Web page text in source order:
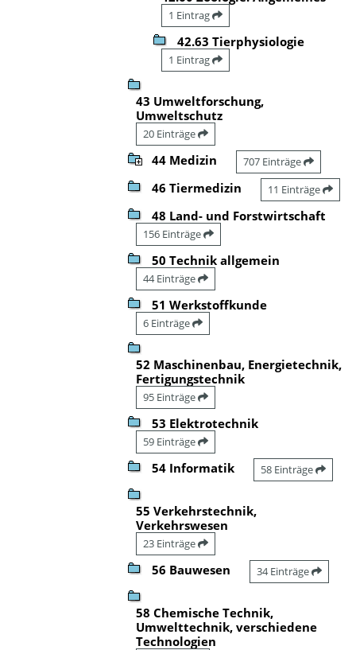
1 Eintrag
42.63 Tierphysiologie
1 Eintrag
43 Umweltforschung,
Umweltschutz
20 Einträge
44 Medizin 707 Einträge
46 Tiermedizin 11 Einträge
48 Land- und Forstwirtschaft
156 Einträge
50 Technik allgemein
44 Einträge
51 Werkstoffkunde
6 Einträge
52 Maschinenbau, Energietechnik,
Fertigungstechnik
95 Einträge
53 Elektrotechnik
59 Einträge
54 Informatik 58 Einträge
55 Verkehrstechnik,
Verkehrswesen
23 Einträge
56 Bauwesen 34 Einträge
58 Chemische Technik,
Umwelttechnik, verschiedene
Technologien